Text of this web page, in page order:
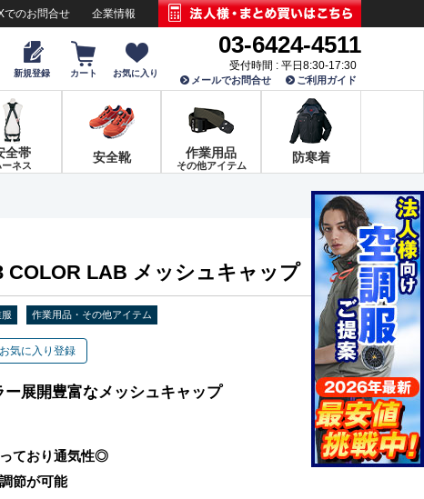
でのお問合せ 企業情報
新規登録 カート お気に入り
03-6424-4511
受付時間 : 平日8:30-17:30
メールでお問合せ ご利用ガイド
全帯
ーネス
安全靴 作業用品
その他アイテム
防寒着
COLOR LAB メッシュキャップ
作業用品・その他アイテム
お気に入り登録
展開豊富なメッシュキャップ
ており通気性◎
節が可能